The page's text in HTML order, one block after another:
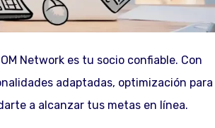
Network es tu socio confiable. Con
adaptadas, optimización para
a alcanzar tus metas en línea.